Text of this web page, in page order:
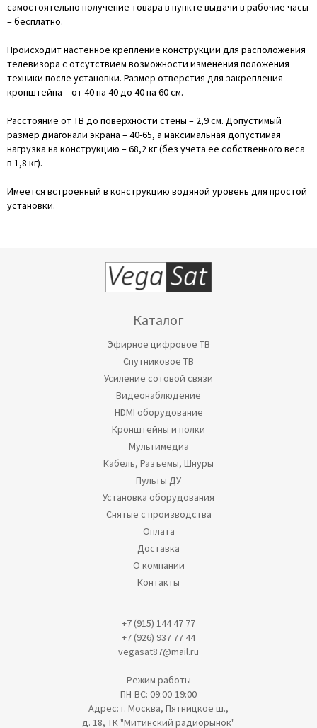
самостоятельно получение товара в пункте выдачи в рабочие часы
– бесплатно.
Происходит настенное крепление конструкции для расположения
телевизора с отсутствием возможности изменения положения
техники после установки. Размер отверстия для закрепления
кронштейна – от 40 на 40 до 40 на 60 см.
Расстояние от ТВ до поверхности стены – 2,9 см. Допустимый
размер диагонали экрана – 40-65, а максимальная допустимая
нагрузка на конструкцию – 68,2 кг (без учета ее собственного веса
в 1,8 кг).
Имеется встроенный в конструкцию водяной уровень для простой
установки.
Каталог
Эфирное цифровое ТВ
Спутниковое ТВ
Усиление сотовой связи
Видеонаблюдение
HDMI оборудование
Кронштейны и полки
Мультимедиа
Кабель, Разъемы, Шнуры
Пульты ДУ
Установка оборудования
Снятые с производства
Оплата
Доставка
О компании
Контакты
+7 (915) 144 47 77
+7 (926) 937 77 44
vegasat87@mail.ru
Режим работы
ПН-ВС: 09:00-19:00
Адрес: г. Москва, Пятницкое ш.,
д. 18, ТК "Митинский радиорынок"